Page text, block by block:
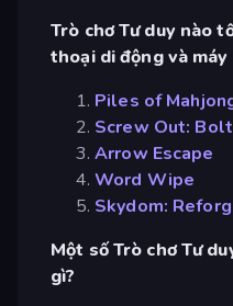
Trò chơ Tư duy nào
thoại di động và
Piles of
Screw Out:
Arrow Escape
Word Wipe
Skydom:
Một số Trò chơ Tư
gì?